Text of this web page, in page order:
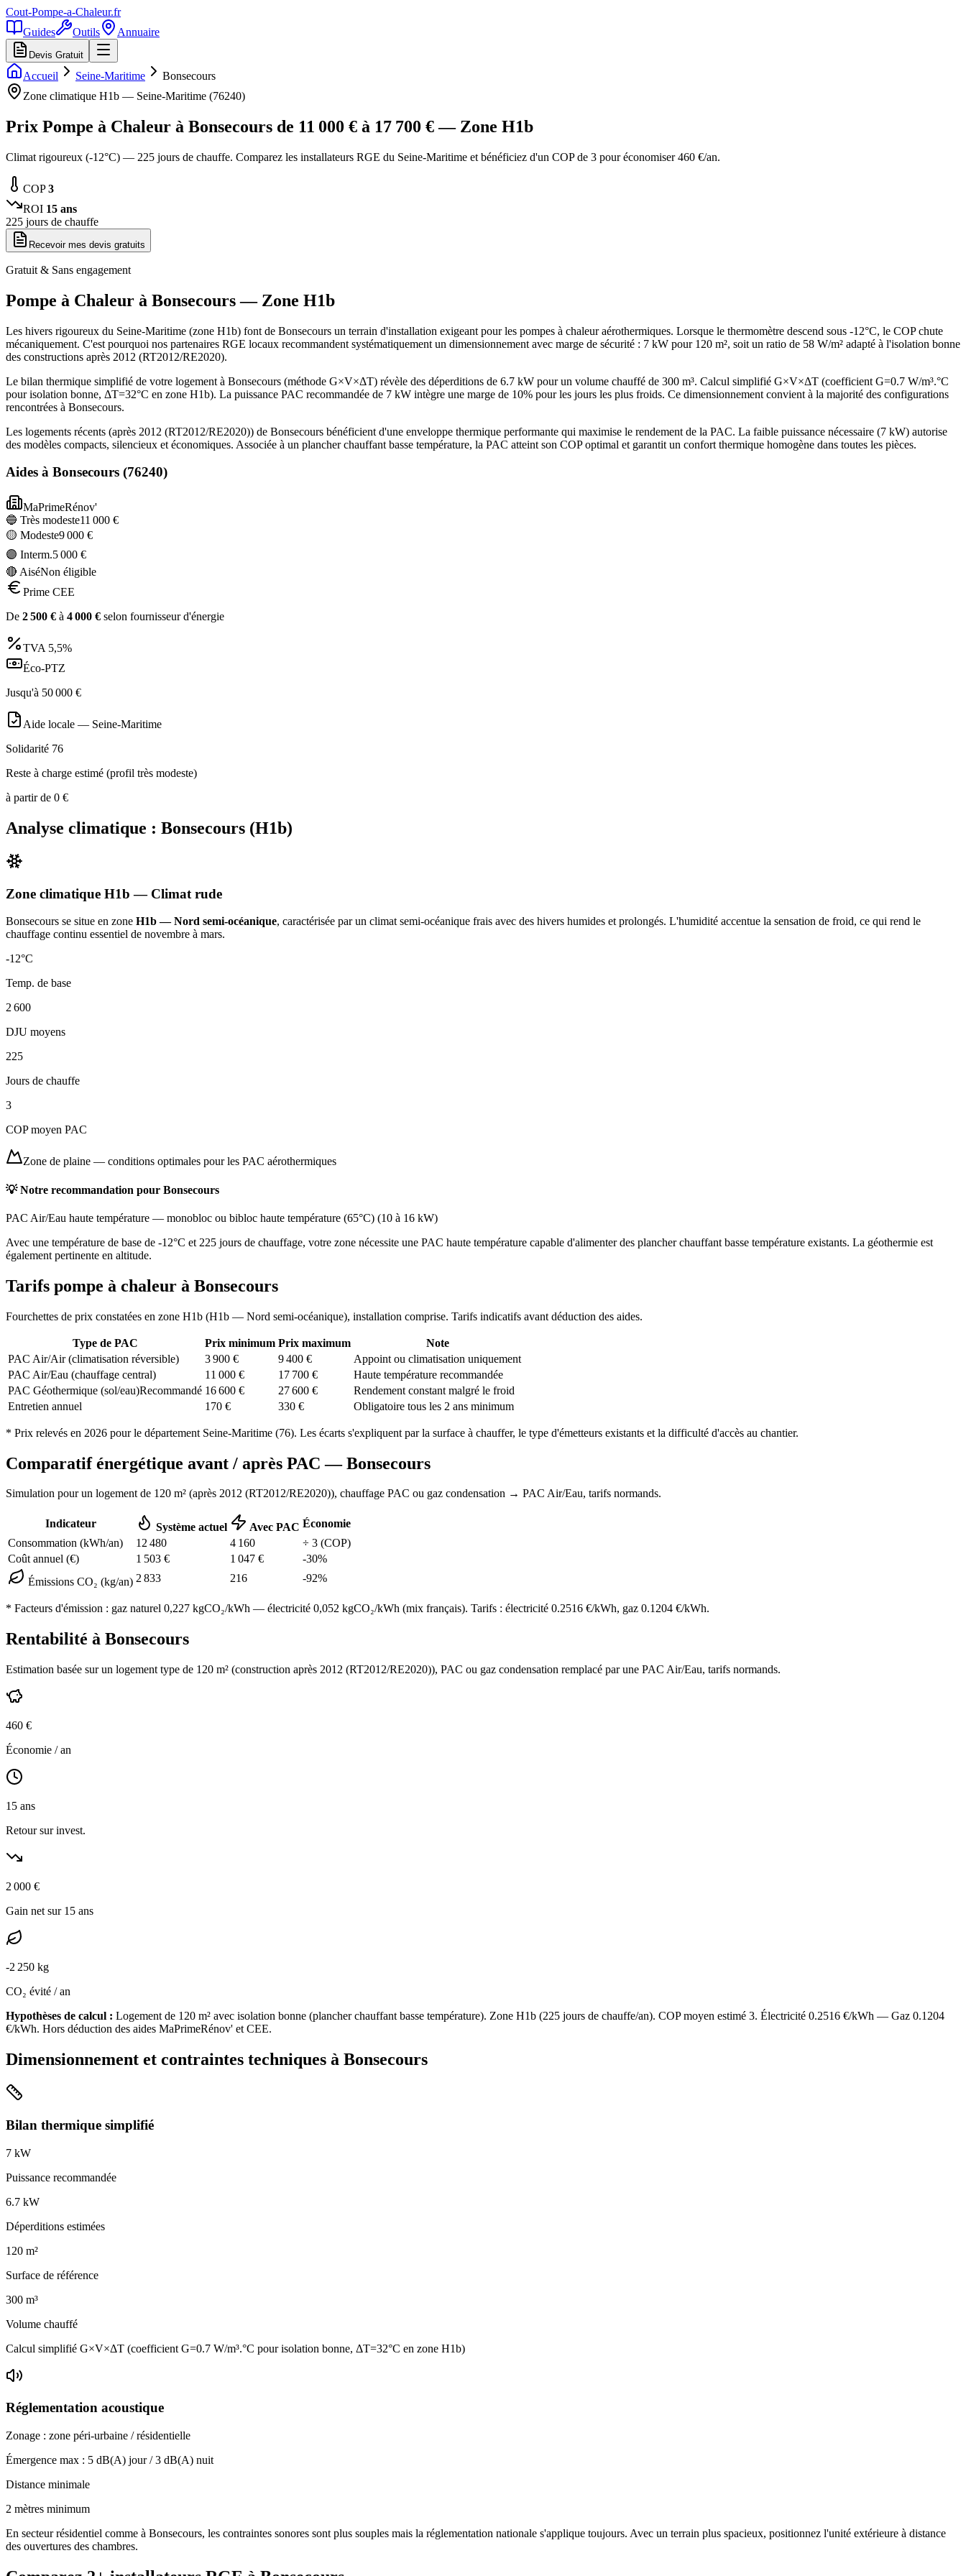
Cout-Pompe-a-Chaleur.fr
Guides
Outils Annuaire
Devis Gratuit
Accueil Seine-Maritime
Bonsecours
Zone climatique H1b — Seine-Maritime (76240)
Prix Pompe à Chaleur à Bonsecours de 11 000 € à 17 700 € — Zone H1b
Climat rigoureux (-12°C) — 225 jours de chauffe. Comparez les installateurs RGE du Seine-Maritime et bénéficiez d'un COP de 3 pour économiser 460 €/an.
COP3
ROI 15 ans
225 jours de chauffe
Recevoir mes devis gratuits
Gratuit & Sans engagement
Pompe à Chaleur à Bonsecours— Zone H1b
Les hivers rigoureux du Seine-Maritime (zone H1b) font de Bonsecours un terrain d'installation exigeant pour les pompes à chaleur aérothermiques. Lorsque le thermomètre descend sous -12°C, le COP chute
mécaniquement. C'est pourquoi nos partenaires RGE locaux recommandent systématiquement un dimensionnement avec marge de sécurité : 7 kW pour 120 m², soit un ratio de 58 W/m² adapté à l'isolation bonne
des constructions après 2012 (RT2012/RE2020).
Le bilan thermique simplifié de votre logement à Bonsecours (méthode G×V×ΔT) révèle des déperditions de 6.7 kW pour un volume chauffé de 300 m³. Calcul simplifié G×V×ΔT (coefficient G=0.7 W/m³.°C
pour isolation bonne, ΔT=32°C en zone H1b). La puissance PAC recommandée de 7 kW intègre une marge de 10% pour les jours les plus froids. Ce dimensionnement convient à la majorité des configurations
rencontrées à Bonsecours.
Les logements récents (après 2012 (RT2012/RE2020)) de Bonsecours bénéficient d'une enveloppe thermique performante qui maximise le rendement de la PAC. La faible puissance nécessaire (7 kW) autorise
des modèles compacts, silencieux et économiques. Associée à un plancher chauffant basse température, la PAC atteint son COP optimal et garantit un confort thermique homogène dans toutes les pièces.
Aides à Bonsecours (76240)
MaPrimeRénov'
🔵 Très modeste11 000 €
🟡 Modeste9 000 €
🟣 Interm.5 000 €
🔴 AiséNon éligible
Prime CEE
De 2 500 € à 4 000 € selon fournisseur d'énergie
TVA 5,5%
Éco-PTZ
Jusqu'à 50 000 €
Aide locale — Seine-Maritime
Solidarité 76
Reste à charge estimé (profil très modeste)
à partir de 0 €
Analyse climatique : Bonsecours (H1b)
Zone climatique H1b — Climat rude
Bonsecours se situe en zone H1b — Nord semi-océanique, caractérisée par un climat semi-océanique frais avec des hivers humides et prolongés. L'humidité accentue la sensation de froid, ce qui rend le
chauffage continu essentiel de novembre à mars.
-12°C
Temp. de base
2 600
DJU moyens
225
Jours de chauffe
3
COP moyen PAC
Zone de plaine — conditions optimales pour les PAC aérothermiques
💡 Notre recommandation pour Bonsecours
PAC Air/Eau haute température — monobloc ou bibloc haute température (65°C) (10 à 16 kW)
Avec une température de base de -12°C et 225 jours de chauffage, votre zone nécessite une PAC haute température capable d'alimenter des plancher chauffant basse température existants. La géothermie est
également pertinente en altitude.
Tarifs pompe à chaleur à Bonsecours
Fourchettes de prix constatées en zone H1b (H1b — Nord semi-océanique), installation comprise. Tarifs indicatifs avant déduction des aides.
Type de PAC Prix minimum Prix maximum
Note
PAC Air/Air (climatisation réversible)
3 900 € 9 400 €
Appoint ou climatisation uniquement
PAC Air/Eau (chauffage central)
11 000 € 17 700 €
Haute température recommandée
PAC Géothermique (sol/eau)Recommandé 16 600 € 27 600 €
Rendement constant malgré le froid
Entretien annuel
170 € 330 € Obligatoire tous les 2 ans minimum
* Prix relevés en 2026 pour le département Seine-Maritime (76). Les écarts s'expliquent par la surface à chauffer, le type d'émetteurs existants et la difficulté d'accès au chantier.
Comparatif énergétique avant / après PAC —Bonsecours
Simulation pour un logement de 120 m² (après 2012 (RT2012/RE2020)), chauffage PAC ou gaz condensation → PAC Air/Eau, tarifs normands.
Indicateur Système actuel Avec PAC Économie
Consommation (kWh/an)
12 480 4 160 ÷ 3 (COP)
Coût annuel (€)
1 503 € 1 047 € -30%
Émissions CO₂ (kg/an) 2 833 216 -92%
* Facteurs d'émission : gaz naturel 0,227 kgCO₂/kWh — électricité 0,052 kgCO₂/kWh (mix français). Tarifs : électricité 0.2516 €/kWh, gaz 0.1204 €/kWh.
Rentabilité à Bonsecours
Estimation basée sur un logement type de 120 m² (construction après 2012 (RT2012/RE2020)), PAC ou gaz condensation remplacé par une PAC Air/Eau, tarifs normands.
460 €
Économie / an
15 ans
Retour sur invest.
2 000 €
Gain net sur 15 ans
-2 250 kg
CO₂ évité / an
Hypothèses de calcul : Logement de 120 m² avec isolation bonne (plancher chauffant basse température). Zone H1b (225 jours de chauffe/an). COP moyen estimé 3. Électricité 0.2516 €/kWh — Gaz 0.1204
€/kWh. Hors déduction des aides MaPrimeRénov' et CEE.
Dimensionnement et contraintes techniques à Bonsecours
Bilan thermique simplifié
7 kW
Puissance recommandée
6.7 kW
Déperditions estimées
120 m²
Surface de référence
300 m³
Volume chauffé
Calcul simplifié G×V×ΔT (coefficient G=0.7 W/m³.°C pour isolation bonne, ΔT=32°C en zone H1b)
Réglementation acoustique
Zonage : zone péri-urbaine / résidentielle
Émergence max : 5 dB(A) jour /3 dB(A) nuit
Distance minimale
2 mètres minimum
En secteur résidentiel comme à Bonsecours, les contraintes sonores sont plus souples mais la réglementation nationale s'applique toujours. Avec un terrain plus spacieux, positionnez l'unité extérieure à distance
des ouvertures des chambres.